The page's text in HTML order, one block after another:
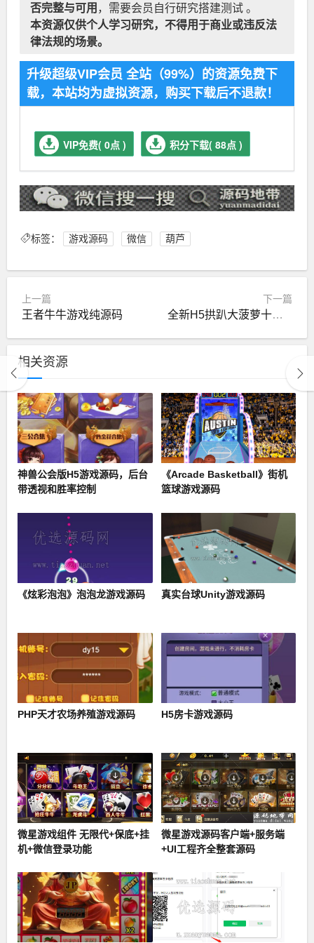
否完整与可用 ，需要会员自行研究搭建测试 。
本资源仅供个人学习研究，不得用于商业或违反法
律法规的场景。
升级超级VIP会员 全站（99%）的资源免费下
载，本站均为虚拟资源，购买下载后不退款！
VIP免费( 0点 ) 积分下载( 88点 )
标签： 游戏源码 微信 葫芦
上一篇
王者牛牛游戏纯源码
下一篇
全新H5拱趴大菠萝十三张源码
相关资源
神兽公会版H5游戏源码，后台
带透视和胜率控制
《Arcade Basketball》街机
篮球游戏源码
《炫彩泡泡》泡泡龙游戏源码 真实台球Unity游戏源码
PHP天才农场养殖游戏源码 H5房卡游戏源码
微星游戏组件 无限代+保底+挂
机+微信登录功能
微星游戏源码客户端+服务端
+UI工程齐全整套源码